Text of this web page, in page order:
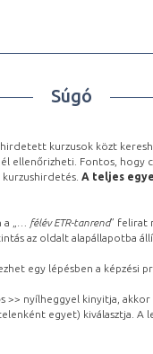
Súgó
kurzusok közt
ellenőrizheti. Fontos, hogy
A teljes
„ … félév ETR-tanrend” felirat
az oldalt alapállapotba
egy lépésben a képzési
>> nyílheggyel kinyitja,
egyet) kiválasztja. A